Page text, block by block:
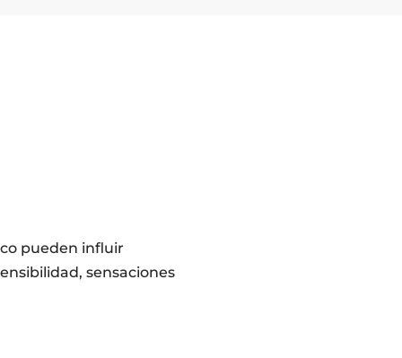
pueden influir
sensaciones